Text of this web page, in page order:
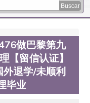
做巴黎第九
【留信认证】
退学/未顺利
毕业